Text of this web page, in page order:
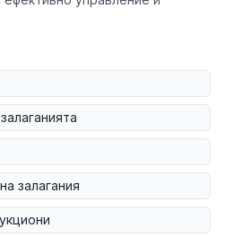
залагания